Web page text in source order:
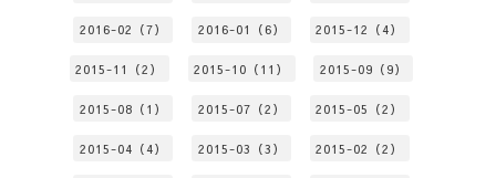
2016-02（7） 2016-01（6） 2015-12（4）
2015-11（2） 2015-10（11） 2015-09（9）
2015-08（1） 2015-07（2） 2015-05（2）
2015-04（4） 2015-03（3） 2015-02（2）